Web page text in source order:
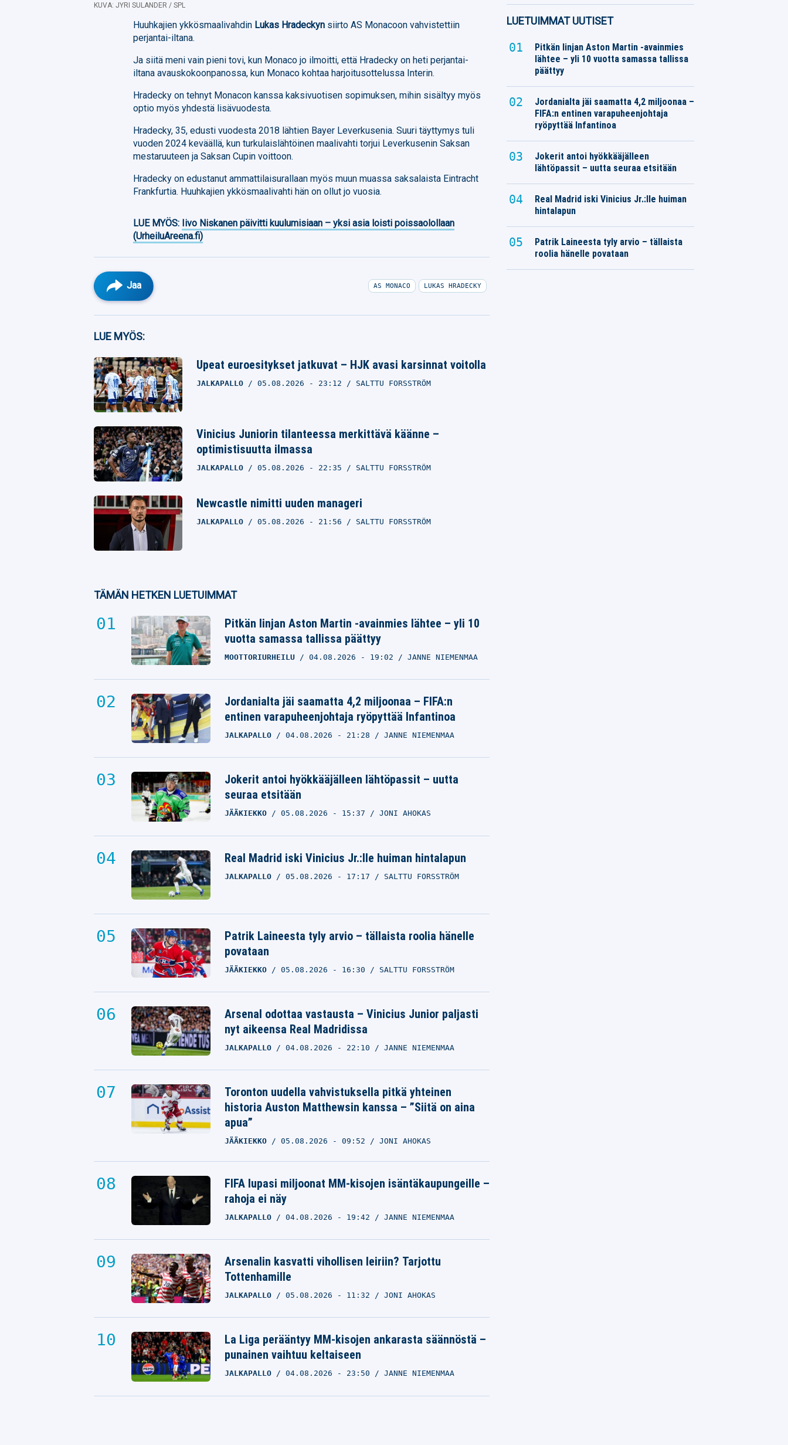
KUVA: JYRI SULANDER / SPL
Huuhkajien ykkösmaalivahdin Lukas Hradeckyn siirto AS Monacoon vahvistettiin
perjantai-iltana.
Ja siitä meni vain pieni tovi, kun Monaco jo ilmoitti, että Hradecky on heti perjantai-
iltana avauskokoonpanossa, kun Monaco kohtaa harjoitusottelussa Interin.
Hradecky on tehnyt Monacon kanssa kaksivuotisen sopimuksen, mihin sisältyy myös
optio myös yhdestä lisävuodesta.
Hradecky, 35, edusti vuodesta 2018 lähtien Bayer Leverkusenia. Suuri täyttymys tuli
vuoden 2024 keväällä, kun turkulaislähtöinen maalivahti torjui Leverkusenin Saksan
mestaruuteen ja Saksan Cupin voittoon.
Hradecky on edustanut ammattilaisurallaan myös muun muassa saksalaista Eintracht
Frankfurtia. Huuhkajien ykkösmaalivahti hän on ollut jo vuosia.
LUE MYÖS: Iivo Niskanen päivitti kuulumisiaan – yksi asia loisti poissaolollaan
(UrheiluAreena.fi)
Jaa
Facebook
Twitter
Whatsapp
AS MONACO LUKAS HRADECKY
LUE MYÖS:
Upeat euroesitykset jatkuvat – HJK avasi karsinnat voitolla
JALKAPALLO 05.08.2026 - 23:12 SALTTU FORSSTRÖM
Vinicius Juniorin tilanteessa merkittävä käänne –
optimistisuutta ilmassa
JALKAPALLO 05.08.2026 - 22:35 SALTTU FORSSTRÖM
Newcastle nimitti uuden manageri
JALKAPALLO 05.08.2026 - 21:56 SALTTU FORSSTRÖM
TÄMÄN HETKEN LUETUIMMAT
Pitkän linjan Aston Martin -avainmies lähtee – yli 10
vuotta samassa tallissa päättyy
MOOTTORIURHEILU 04.08.2026 - 19:02 JANNE NIEMENMAA
Jordanialta jäi saamatta 4,2 miljoonaa – FIFA:n
entinen varapuheenjohtaja ryöpyttää Infantinoa
JALKAPALLO 04.08.2026 - 21:28 JANNE NIEMENMAA
Jokerit antoi hyökkääjälleen lähtöpassit – uutta
seuraa etsitään
JÄÄKIEKKO 05.08.2026 - 15:37 JONI AHOKAS
Real Madrid iski Vinicius Jr.:lle huiman hintalapun
JALKAPALLO 05.08.2026 - 17:17 SALTTU FORSSTRÖM
Patrik Laineesta tyly arvio – tällaista roolia hänelle
povataan
JÄÄKIEKKO 05.08.2026 - 16:30 SALTTU FORSSTRÖM
Arsenal odottaa vastausta – Vinicius Junior paljasti
nyt aikeensa Real Madridissa
JALKAPALLO 04.08.2026 - 22:10 JANNE NIEMENMAA
Toronton uudella vahvistuksella pitkä yhteinen
historia Auston Matthewsin kanssa – ”Siitä on aina
apua”
JÄÄKIEKKO 05.08.2026 - 09:52 JONI AHOKAS
FIFA lupasi miljoonat MM-kisojen isäntäkaupungeille –
rahoja ei näy
JALKAPALLO 04.08.2026 - 19:42 JANNE NIEMENMAA
Arsenalin kasvatti vihollisen leiriin? Tarjottu
Tottenhamille
JALKAPALLO 05.08.2026 - 11:32 JONI AHOKAS
La Liga perääntyy MM-kisojen ankarasta säännöstä –
punainen vaihtuu keltaiseen
JALKAPALLO 04.08.2026 - 23:50 JANNE NIEMENMAA
LUETUIMMAT UUTISET
Pitkän linjan Aston Martin -avainmies
lähtee – yli 10 vuotta samassa tallissa
päättyy
Jordanialta jäi saamatta 4,2 miljoonaa –
FIFA:n entinen varapuheenjohtaja
ryöpyttää Infantinoa
Jokerit antoi hyökkääjälleen
lähtöpassit – uutta seuraa etsitään
Real Madrid iski Vinicius Jr.:lle huiman
hintalapun
Patrik Laineesta tyly arvio – tällaista
roolia hänelle povataan